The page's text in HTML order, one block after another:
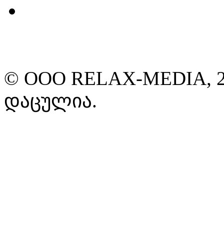
© ООО RELAX-MEDIA,
დაცულია.